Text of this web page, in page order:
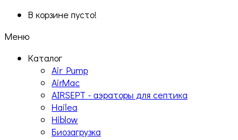
В корзине пусто!
Меню
Каталог
Air Pump
AirMac
AIRSEPT - аэраторы для септика
Hailea
Hiblow
Биозагрузка